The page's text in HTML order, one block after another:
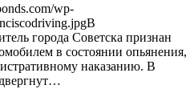
wp-
города Советска признан
в состоянии опьянения,
наказанию. В